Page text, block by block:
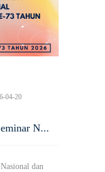
04-20
N...
dan